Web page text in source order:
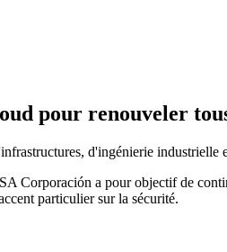
pour renouveler tous
d'ingénierie
Corporación a pour objectif de
particulier sur la sécurité.